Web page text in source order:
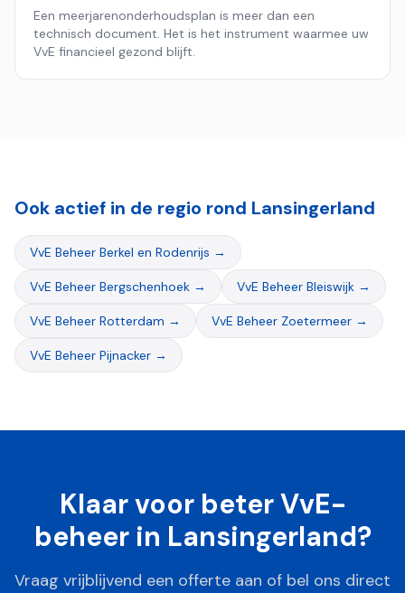
Een meerjarenonderhoudsplan is meer dan een
technisch document. Het is het instrument waarmee uw
VvE financieel gezond blijft.
Ook actief in de regio rond Lansingerland
VvE Beheer Berkel en Rodenrijs →
VvE Beheer Bergschenhoek → VvE Beheer Bleiswijk →
VvE Beheer Rotterdam → VvE Beheer Zoetermeer →
VvE Beheer Pijnacker →
Klaar voor beter VvE-
beheer in Lansingerland?
Vraag vrijblijvend een offerte aan of bel ons direct